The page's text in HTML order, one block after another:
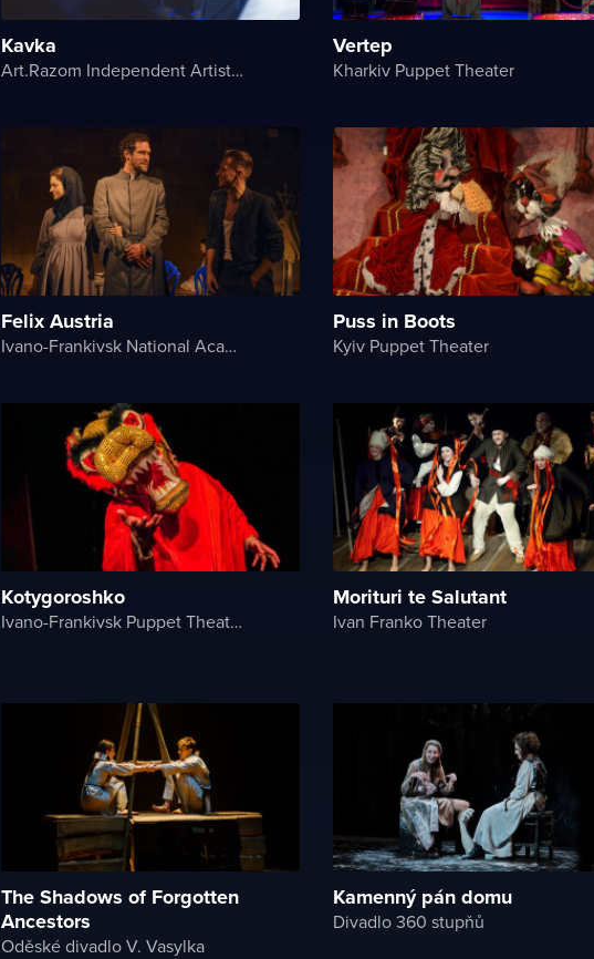
Kavka
Art.Razom Independent Artistic Association
Vertep
Kharkiv Puppet Theater
Felix Austria
Ivano-Frankivsk National Academic Drama Theater named after Ivan Franko
Puss in Boots
Kyiv Puppet Theater
Kotygoroshko
Ivano-Frankivsk Puppet Theater
Morituri te Salutant
Ivan Franko Theater
The Shadows of Forgotten
Ancestors
Oděské divadlo V. Vasylka
Kamenný pán domu
Divadlo 360 stupňů